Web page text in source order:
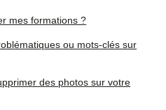
mes formations ?
ou mots-clés sur
des photos sur votre